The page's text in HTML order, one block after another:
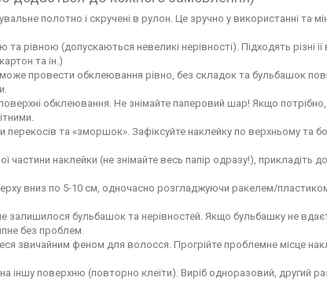
полотно і скручені в рулон. Це зручно у використанні та
рівною (допускаються невеликі нерівності). Підходять різні
та ін.)
провести обклеювання рівно, без складок та бульбашок
обклеювання. Не знімайте паперовий шар! Якщо потрібно,
перекосів та «зморшок». Зафіксуйте наклейку по верхньому та
частини наклейки (не знімайте весь папір одразу!), прикладіть
вниз по 5-10 см, одночасно розгладжуючи ракелем/
залишилося бульбашок та нерівностей. Якщо бульбашку не
без проблем.
звичайним феном для волосся. Прогрійте проблемне місце
іншу поверхню (повторно клеїти). Виріб одноразовий, другий